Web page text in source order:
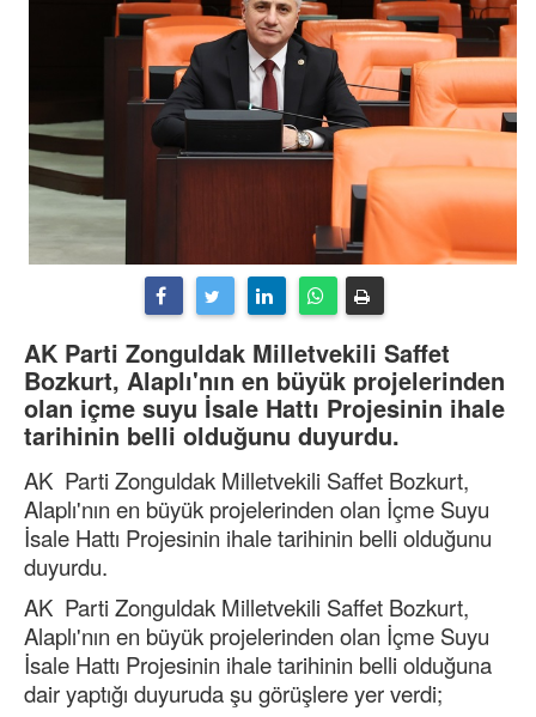
AK Parti Zonguldak Milletvekili Saffet
Bozkurt, Alaplı'nın en büyük projelerinden
olan içme suyu İsale Hattı Projesinin ihale
tarihinin belli olduğunu duyurdu.
AK Parti Zonguldak Milletvekili Saffet Bozkurt,
Alaplı'nın en büyük projelerinden olan İçme Suyu
İsale Hattı Projesinin ihale tarihinin belli olduğunu
duyurdu.
AK Parti Zonguldak Milletvekili Saffet Bozkurt,
Alaplı'nın en büyük projelerinden olan İçme Suyu
İsale Hattı Projesinin ihale tarihinin belli olduğuna
dair yaptığı duyuruda şu görüşlere yer verdi;